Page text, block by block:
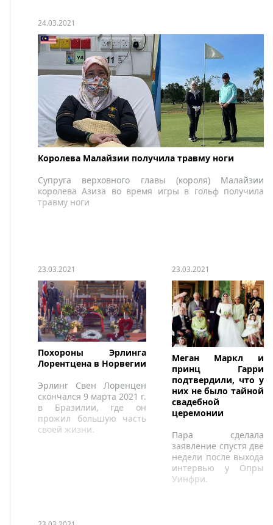
24.03.2021
Королева Малайзии получила травму ноги
Супруга верховного главы (короля) Малайзии
королева Азиза во время игры в гольф получила
травму ноги
23.03.2021
Похороны Эрлинга
Лорентцена в Норвегии
Эрлинг Свен Лоренцен
скончался 9 марта 2021 г.
в Бразилии, где он
прожил большую часть
своей жизни.
23.03.2021
Меган Маркл и
принц Гарри
подтвердили, что у
них не было тайной
свадебной
церемонии
Пара сделала
заявление спустя две
недели после выхода
интервью у Опры
Уинфри.